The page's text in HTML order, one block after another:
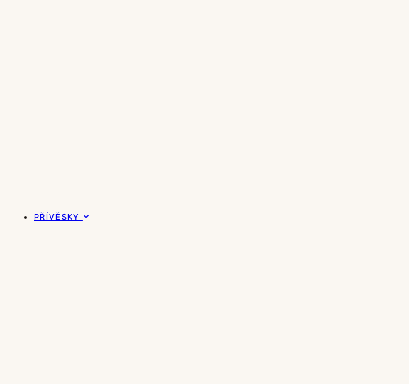
PŘÍVĚSKY